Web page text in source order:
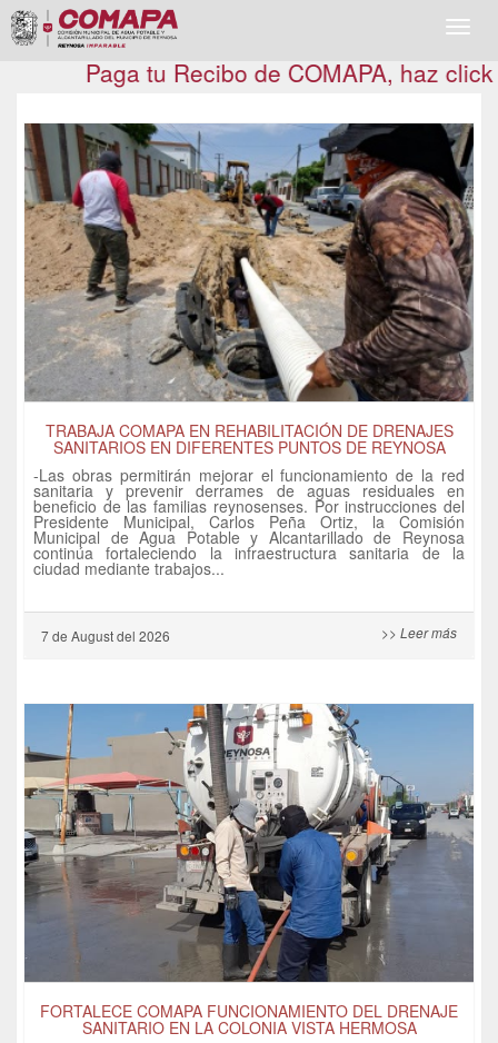
Paga tu Recibo de COMAPA, haz click aquí
TRABAJA COMAPA EN REHABILITACIÓN DE DRENAJES
SANITARIOS EN DIFERENTES PUNTOS DE REYNOSA
-Las obras permitirán mejorar el funcionamiento de la red
sanitaria y prevenir derrames de aguas residuales en
beneficio de las familias reynosenses. Por instrucciones del
Presidente Municipal, Carlos Peña Ortiz, la Comisión
Municipal de Agua Potable y Alcantarillado de Reynosa
continúa fortaleciendo la infraestructura sanitaria de la
ciudad mediante trabajos...
7 de Augustdel 2026 >> Leer más
FORTALECE COMAPA FUNCIONAMIENTO DEL DRENAJE
SANITARIO EN LA COLONIA VISTA HERMOSA